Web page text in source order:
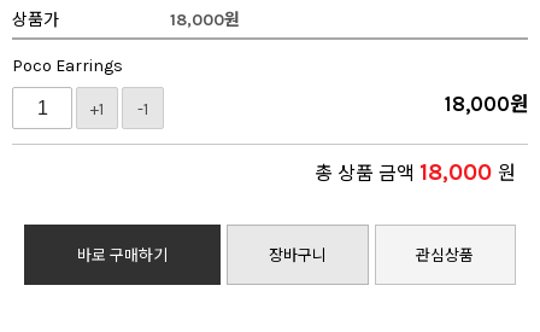
상품가
18,000원
Poco Earrings
+1 -1 18,000원
총 상품 금액 18,000 원
바로 구매하기 장바구니 관심상품